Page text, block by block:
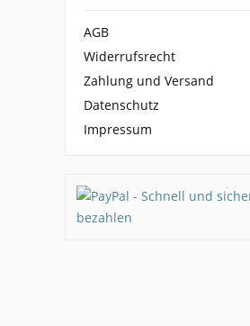
AGB
Widerrufsrecht
Zahlung und Versand
Datenschutz
Impressum